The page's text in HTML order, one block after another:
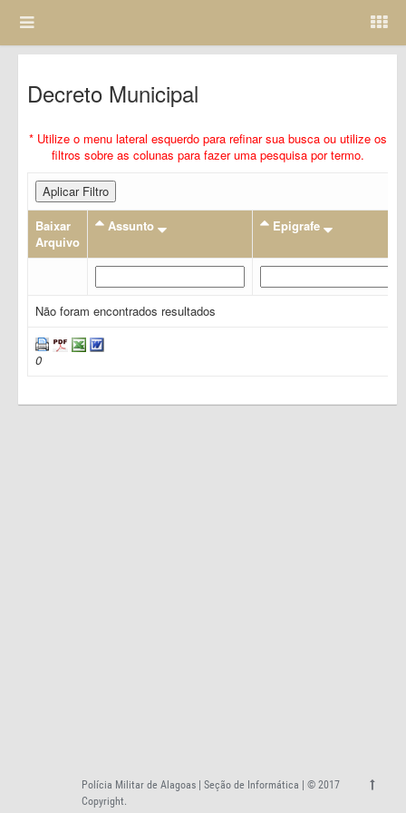
Decreto Municipal
* Utilize o menu lateral esquerdo para refinar sua busca ou utilize os
filtros sobre as colunas para fazer uma pesquisa por termo.
Aplicar Filtro
Baixar
Arquivo
Assunto Epigrafe
Não foram encontrados resultados
0
Polícia Militar de Alagoas | Seção de Informática | © 2017
Copyright.